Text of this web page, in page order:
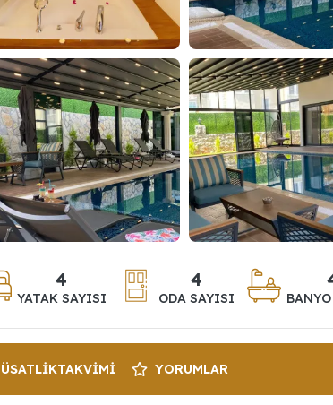
4
YATAK SAYISI
4
ODA SAYISI
TAKVIMI YORUMLAR